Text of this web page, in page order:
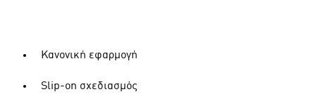
Κανονική εφαρμογή
Slip-on σχεδιασμός